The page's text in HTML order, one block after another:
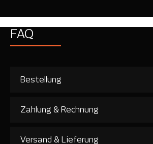
FAQ
Bestellung
Zahlung & Rechnung
Versand & Lieferung